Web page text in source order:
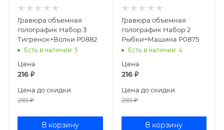
Гравюра объемная
голографик Набор 3
Тигренок+Волки Р0882
Есть в наличии: 5
Цена
216 ₽
Цена до скидки
285₽
В корзину
Гравюра объемная
голографик Набор 2
Рыбки+Машина Р0875
Есть в наличии: 4
Цена
216₽
Цена до скидки
285₽
В корзину